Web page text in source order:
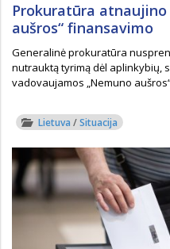
Prokuratūra
aušros“ finansavimo
Generalinė prokuratūra
nutrauktą tyrimą dėl aplinkybių,
vadovaujamos „Nemuno
Lietuva /Situacija